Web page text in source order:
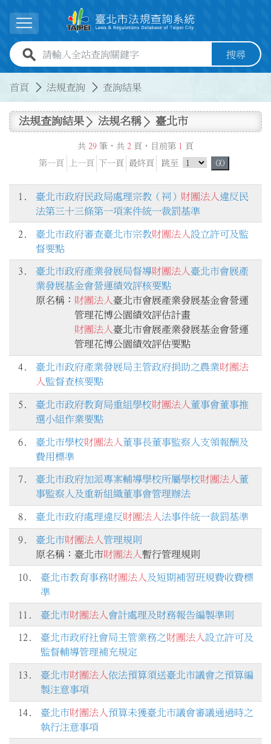
展開選單
全站查詢關鍵字欄位 搜尋
首頁 法規查詢 查詢結果
法規查詢結果 法規名稱 臺北市
共 29 筆，共 2 頁，目前第 1
頁
第一頁
上一頁 下一頁 最終頁 跳至 跳頁選單 GO
1. 臺北市政府民政局處理宗教（祠） 財團法人 違反民
法第三十三條第一項案件統一裁罰基準
2. 臺北市政府審查臺北市宗教財團法人 設立許可及監
督要點
3. 臺北市政府產業發展局督導財團法人臺北市會展產
業發展基金會營運績效評核要點
原名稱： 財團法人臺北市會展產業發展基金會營運
管理花博公園績效評估計畫
財團法人臺北市會展產業發展基金會營運
管理花博公園績效評估要點
4. 臺北市政府產業發展局主管政府捐助之農業財團法
人 監督查核要點
5. 臺北市政府教育局重組學校財團法人 董事會董事推
選小組作業要點
6. 臺北市學校財團法人 董事長董事監察人支領報酬及
費用標準
7. 臺北市政府加派專案輔導學校所屬學校財團法人董
事監察人及重新組織董事會管理辦法
8. 臺北市政府處理違反財團法人法事件統一裁罰基準
9. 臺北市財團法人 管理規則
原名稱：臺北市財團法人 暫行管理規則
10. 臺北市教育事務財團法人 及短期補習班規費收費標
準
11. 臺北市財團法人 會計處理及財務報告編製準則
12. 臺北市政府社會局主管業務之財團法人設立許可及
監督輔導管理補充規定
13. 臺北市財團法人 依法預算須送臺北市議會之預算編
製注意事項
14. 臺北市財團法人 預算未獲臺北市議會審議通過時之
執行注意事項